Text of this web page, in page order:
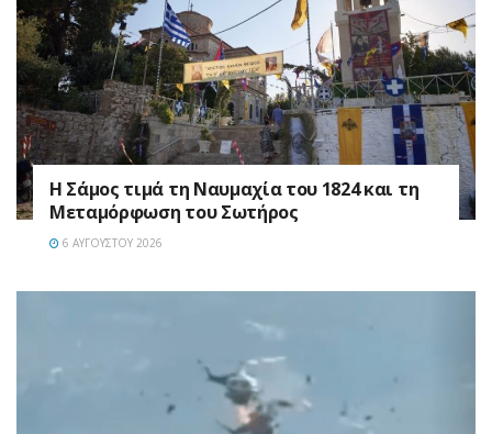
Η Σάμος τιμά τη Ναυμαχία του 1824 και τη
Μεταμόρφωση του Σωτήρος
6 ΑΥΓΟΎΣΤΟΥ 2026